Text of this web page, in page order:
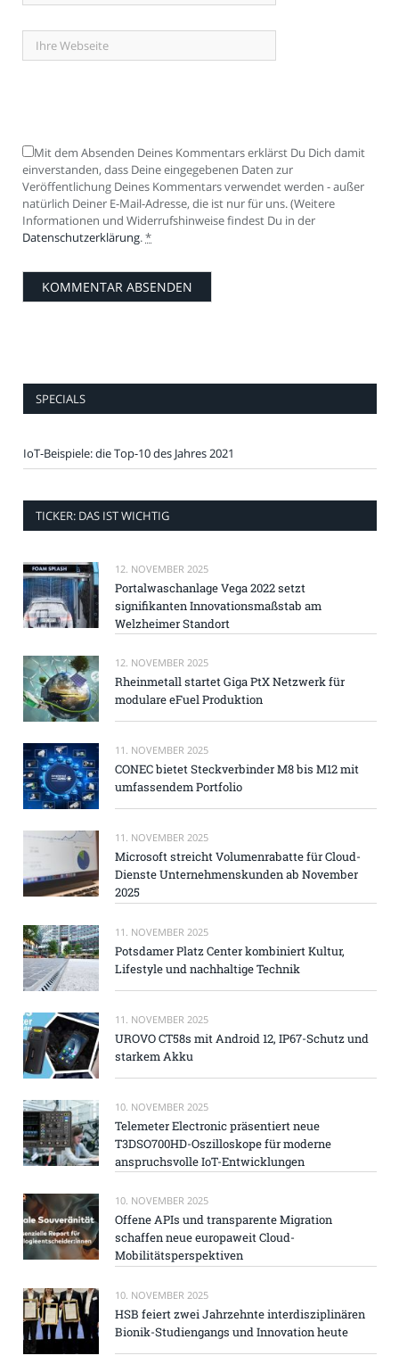
Mit dem Absenden Deines Kommentars erklärst Du Dich damit
einverstanden, dass Deine eingegebenen Daten zur
Veröffentlichung Deines Kommentars verwendet werden - außer
natürlich Deiner E-Mail-Adresse, die ist nur für uns. (Weitere
Informationen und Widerrufshinweise findest Du in der
Datenschutzerklärung.*
SPECIALS
IoT-Beispiele: die Top-10 des Jahres 2021
TICKER: DAS IST WICHTIG
12. NOVEMBER 2025
Portalwaschanlage Vega 2022 setzt
signifikanten Innovationsmaßstab am
Welzheimer Standort
12. NOVEMBER 2025
Rheinmetall startet Giga PtX Netzwerk für
modulare eFuel Produktion
11. NOVEMBER 2025
CONEC bietet Steckverbinder M8 bis M12 mit
umfassendem Portfolio
11. NOVEMBER 2025
Microsoft streicht Volumenrabatte für Cloud-
Dienste Unternehmenskunden ab November
2025
11. NOVEMBER 2025
Potsdamer Platz Center kombiniert Kultur,
Lifestyle und nachhaltige Technik
11. NOVEMBER 2025
UROVO CT58s mit Android 12, IP67-Schutz und
starkem Akku
10. NOVEMBER 2025
Telemeter Electronic präsentiert neue
T3DSO700HD-Oszilloskope für moderne
anspruchsvolle IoT-Entwicklungen
10. NOVEMBER 2025
Offene APIs und transparente Migration
schaffen neue europaweit Cloud-
Mobilitätsperspektiven
10. NOVEMBER 2025
HSB feiert zwei Jahrzehnte interdisziplinären
Bionik-Studiengangs und Innovation heute